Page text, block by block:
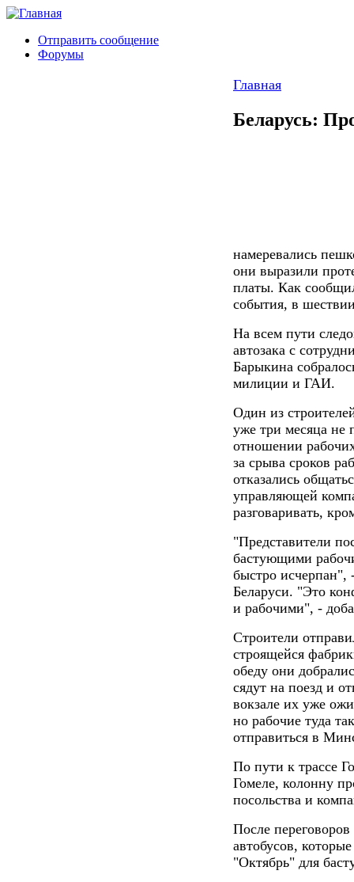
Отправить сообщение
Форумы
Главная
Беларусь:
намеревались
они выразили
платы. Как
события, в
На всем пути
автозака с
Барыкина
милиции и ГАИ.
Один из
уже три месяца не
отношении
за срыва сроков
отказались
управляющей
разговаривать,
"Представители
бастующими
быстро исчерпан",
Беларуси. "Это
и рабочими", -
Строители
строящейся
обеду они
сядут на поезд и
вокзале их уже
но рабочие туда
отправиться в
По пути к трассе
Гомеле, колонну
посольства и
После переговоров
автобусов,
"Октябрь" для